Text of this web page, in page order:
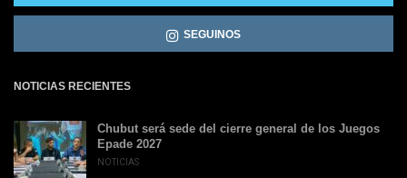
SEGUINOS
NOTICIAS RECIENTES
Chubut será sede del cierre general de los Juegos
Epade 2027
NOTICIAS